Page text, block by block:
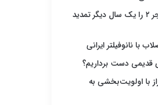
ناسا مأموریت ۴۸ ساله وویجر ۲ را یک سال دیگر تمدید
قدیمی دست برداریم؟
با اولویت‌بخشی به